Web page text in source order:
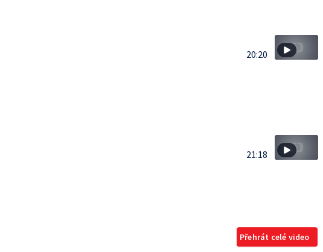
20:20
21:18
Přehrát celé video